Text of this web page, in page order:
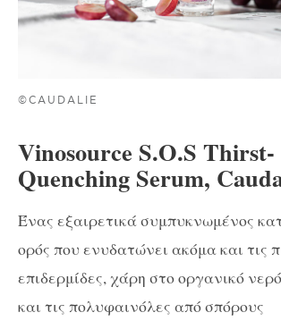
©CAUDALIE
Vinosource S.O.S Thirst-
Quenching Serum,
Ένας εξαιρετικά συμπυκνωμένος
ορός που ενυδατώνει ακόμα και τις
επιδερμίδες, χάρη στο οργανικό
και τις πολυφαινόλες από σπόρους